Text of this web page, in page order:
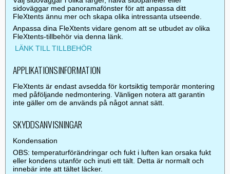
sidoväggar med panoramafönster för att anpassa ditt
FleXtents ännu mer och skapa olika intressanta utseende.
Anpassa dina FleXtents vidare genom att se utbudet av olika
FleXtents-tillbehör via denna länk.
LÄNK TILL TILLBEHÖR
APPLIKATIONSINFORMATION
FleXtents är endast avsedda för kortsiktig temporär montering
med påföljande nedmontering. Vänligen notera att garantin
inte gäller om de används på något annat sätt.
SKYDDSANVISNINGAR
Kondensation
OBS: temperaturförändringar och fukt i luften kan orsaka fukt
eller kondens utanför och inuti ett tält. Detta är normalt och
innebär inte att tältet läcker.